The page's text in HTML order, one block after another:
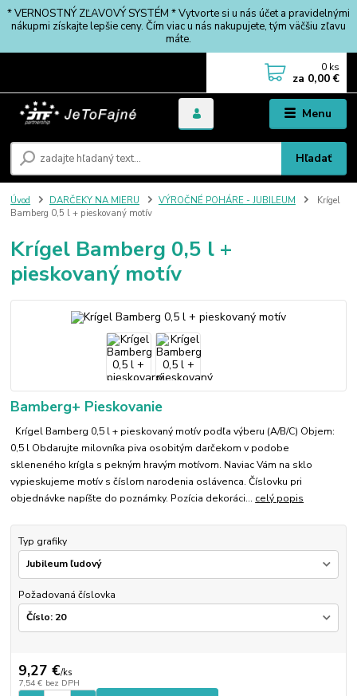
* VERNOSTNÝ ZĽAVOVÝ SYSTÉM * Vytvorte si u nás účet a pravidelnými
nákupmi získajte lepšie ceny. Čím viac u nás nakupujete, tým väčšiu zľavu
máte.
Menu
Hľadať
0 ks
za 0,00 €
Úvod DARČEKY NA MIERU VÝROČNÉ POHÁRE - JUBILEUM
Krígel
Bamberg 0,5 l + pieskovaný motív
Krígel Bamberg 0,5 l +
pieskovaný motív
Bamberg+ Pieskovanie
Krígel Bamberg 0,5 l + pieskovaný motív podľa výberu (A/B/C) Objem:
0,5 l Obdarujte milovníka piva osobitým darčekom v podobe
skleneného krígla s pekným hravým motívom. Naviac Vám na sklo
vypieskujeme motív s číslom narodenia oslávenca. Číslovku pri
objednávke napíšte do poznámky. Pozícia dekoráci... celý popis
Typ grafiky
Požadovaná číslovka
9,27 €/ks
7,54 € bez DPH